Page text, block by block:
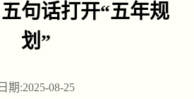
句话打开“五年规
划”
日期:2025-08-25